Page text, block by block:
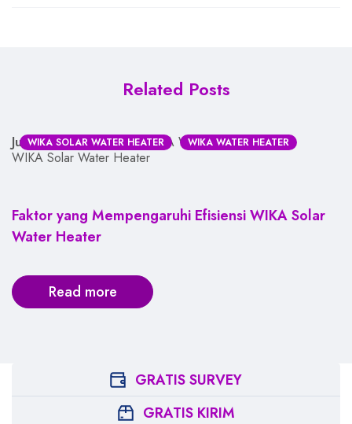
Related Posts
WIKA SOLAR WATER HEATER WIKA WATER HEATER
Faktor yang Mempengaruhi Efisiensi WIKA Solar
Water Heater
June 11, 2026
Admin WIKA Water Heater
WIKA Solar Water Heater
Read more
GRATIS SURVEY
GRATIS KIRIM